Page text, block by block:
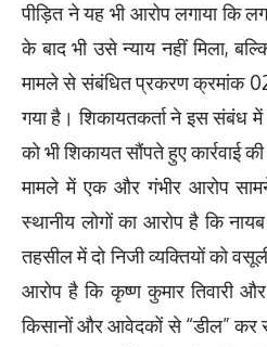
पीड़ित ने यह भी आरोप लगाया कि
के बाद भी उसे न्याय नहीं मिला,
मामले से संबंधित प्रकरण क्रमांक
गया है। शिकायतकर्ता ने इस संबंध में
को भी शिकायत सौंपते हुए कार्रवाई
मामले में एक और गंभीर आरोप
स्थानीय लोगों का आरोप है कि
तहसील में दो निजी व्यक्तियों को
आरोप है कि कृष्ण कुमार तिवारी
किसानों और आवेदकों से “डील” कर